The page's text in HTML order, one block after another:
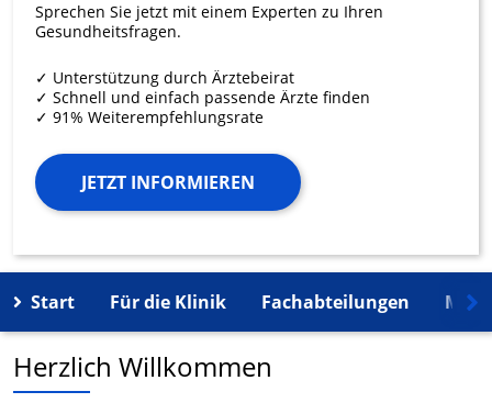
Sprechen Sie jetzt mit einem Experten zu Ihren
Gesundheitsfragen.
✓ Unterstützung durch Ärztebeirat
✓ Schnell und einfach passende Ärzte finden
✓ 91% Weiterempfehlungsrate
JETZT INFORMIEREN
Start Für die Klinik Fachabteilungen
Herzlich Willkommen